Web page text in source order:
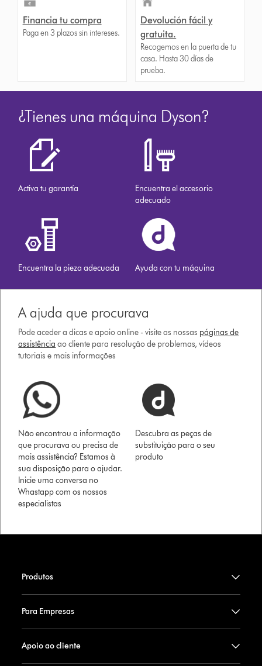
Financia tu compra
Paga en 3 plazos sin intereses.
Devolución fácil y
gratuita.
Recogemos en la puerta de tu
casa. Hasta 30 días de
prueba.
¿Tienes una máquina Dyson?
Activa tu garantía
Encuentra el accesorio
adecuado
Encuentra la pieza adecuada Ayuda con tu máquina
A ajuda que procurava
Pode aceder a dicas e apoio online - visite as nossas páginas de
assistência ao cliente para resolução de problemas, vídeos
tutoriais e mais informações
Não encontrou a informação
que procurava ou precisa de
mais assistência? Estamos à
sua disposição para o ajudar.
Inicie uma conversa no
Whastapp com os nossos
especialistas
Descubra as peças de
substituição para o seu
produto
Produtos
Para Empresas
Apoio ao cliente